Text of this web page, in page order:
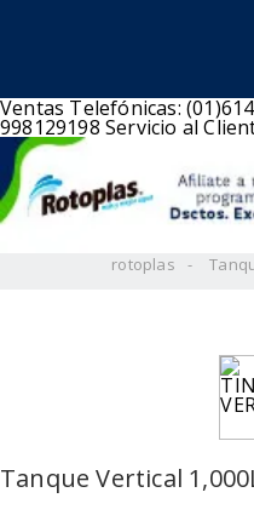
Ventas Telefónicas:
998129198 Servicio al
rotoplas
Tanque Vertical